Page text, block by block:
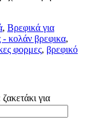
, Βρεφικά για
- κολάν βρεφικα,
φορμες, βρεφικό
για